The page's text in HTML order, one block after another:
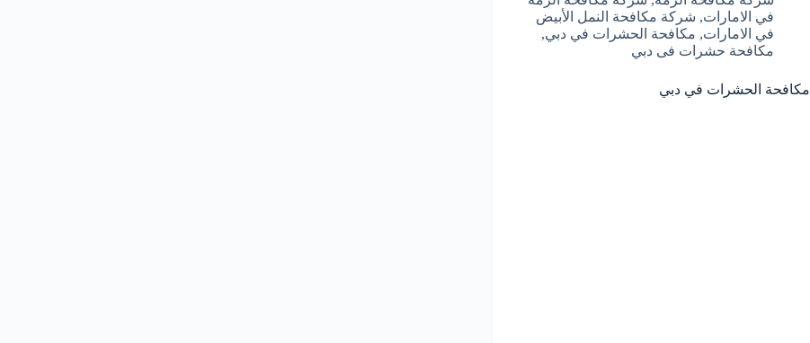
في الامارات, شركة مكافحة النمل الأبيض
في الامارات, مكافحة الحشرات في دبي,
مكافحة حشرات فى دبي
مكافحة الحشرات في دبي